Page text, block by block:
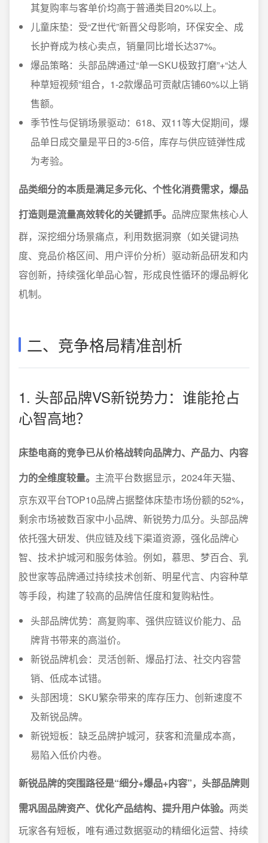
其复购率与客单价均高于普通类目20%以上。
儿童床垫：受“Z世代”新晋父母影响，环保安全、成
长护脊成为核心卖点，销量同比增长达37%。
爆品策略：头部品牌通过“单一SKU极致打磨”+“达人
种草短视频”组合，1-2款爆品可贡献店铺60%以上销
售额。
季节性与促销场景驱动：618、双11等大促期间，爆
品单日成交量是平日的3-5倍，库存与供应链弹性成
为考验。
品类细分的本质是满足多元化、个性化消费需求，爆品
打造则是流量高效转化的关键抓手。 品牌应聚焦核心人
群，深挖细分场景痛点，利用数据洞察（如关键词热
度、竞品价格区间、用户评价分析）驱动新品研发和内
容创新，持续强化单品心智，形成良性循环的爆品孵化
机制。
二、竞争格局精准剖析
1. 头部品牌VS新锐势力：谁能抢占
心智高地？
床垫电商的竞争已从价格战转向品牌力、产品力、内容
力的全维度较量。 主流平台数据显示，2024年天猫、
京东双平台TOP10品牌占据整体床垫市场份额的52%，
剩余市场被数百家中小品牌、新锐势力瓜分。头部品牌
依托强大研发、供应链及线下渠道资源，强化品牌心
智、技术护城河和服务体验。例如，慕思、梦百合、乳
胶世家等品牌通过持续技术创新、明星代言、内容种草
等手段，构建了较高的品牌信任度和复购粘性。
头部品牌优势：高复购率、强供应链议价能力、品
牌背书带来的高溢价。
新锐品牌机会：灵活创新、爆品打法、社交内容营
销、低成本试错。
头部困境：SKU繁杂带来的库存压力、创新速度不
及新锐品牌。
新锐短板：缺乏品牌护城河，获客和流量成本高，
易陷入低价内卷。
新锐品牌的突围路径是“细分+爆品+内容”，头部品牌则
需巩固品牌资产、优化产品结构、提升用户体验。 两类
玩家各有短板，唯有通过数据驱动的精细化运营、持续